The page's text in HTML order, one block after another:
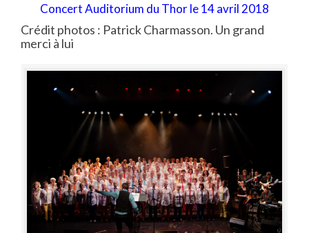
Concert Auditorium du Thor le 14 avril 2018
Crédit photos : Patrick Charmasson. Un grand
merci à lui